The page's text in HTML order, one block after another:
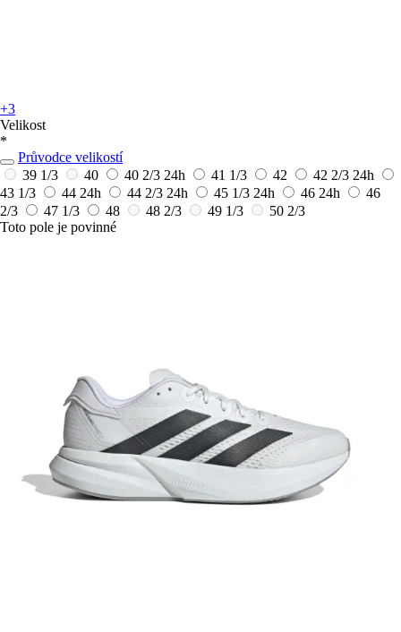
+3
Velikost
*
Průvodce velikostí
39 1/3
40 40 2/3 24h 41 1/3 42 42 2/3 24h
43 1/3
44 24h 44 2/3 24h 45 1/3 24h 46 24h
46
2/3
47 1/3 48 48 2/3 49 1/3
50 2/3
Toto pole je povinné